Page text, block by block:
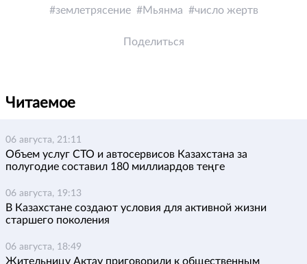
землетрясение Мьянма число жертв
Поделиться
Читаемое
06 августа, 21:11
Объем услуг СТО и автосервисов Казахстана за
полугодие составил 180 миллиардов теңге
06 августа, 19:13
В Казахстане создают условия для активной жизни
старшего поколения
06 августа, 18:49
Жительницу Актау приговорили к общественным